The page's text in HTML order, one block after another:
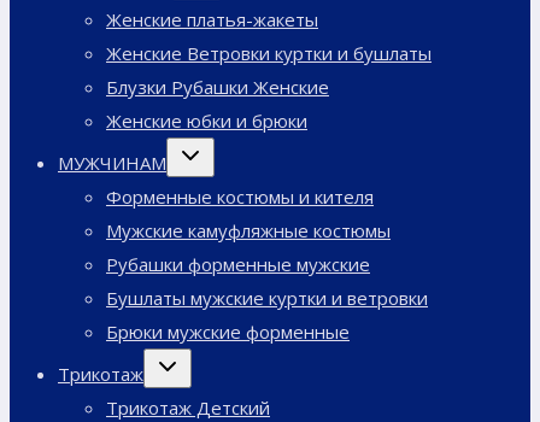
Женские платья-жакеты
Женские Ветровки куртки и бушлаты
Блузки Рубашки Женские
Женские юбки и брюки
МУЖЧИНАМ
Переключить
дочернее
Форменные костюмы и кителя
Мужские камуфляжные костюмы
Рубашки форменные мужские
Бушлаты мужские куртки и ветровки
Брюки мужские форменные
Трикотаж
Переключить
дочернее
Трикотаж Детский